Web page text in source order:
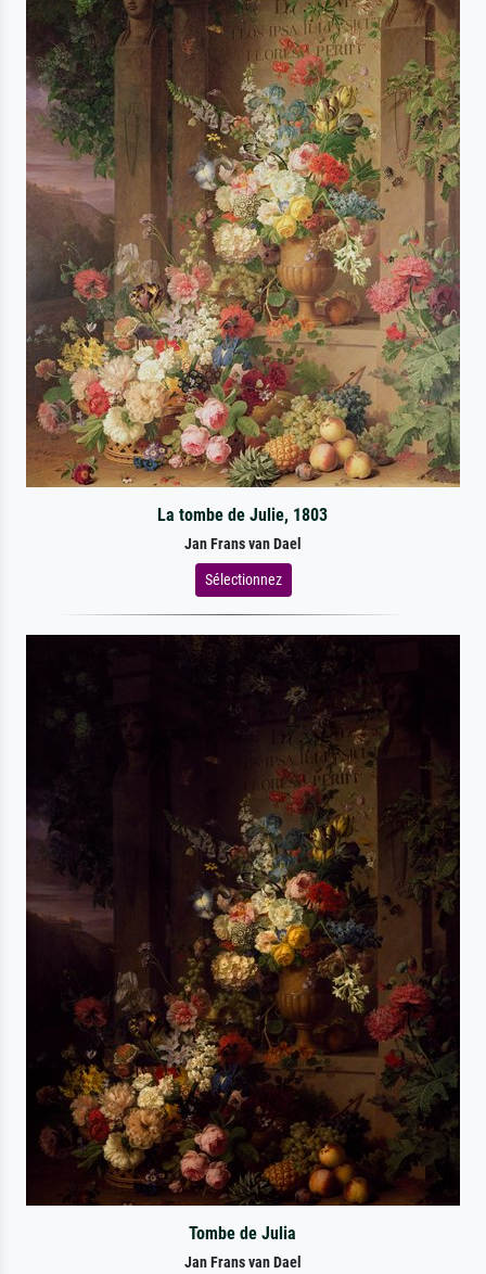
La tombe de Julie, 1803
Jan Frans van Dael
Sélectionnez
Tombe de Julia
Jan Frans van Dael